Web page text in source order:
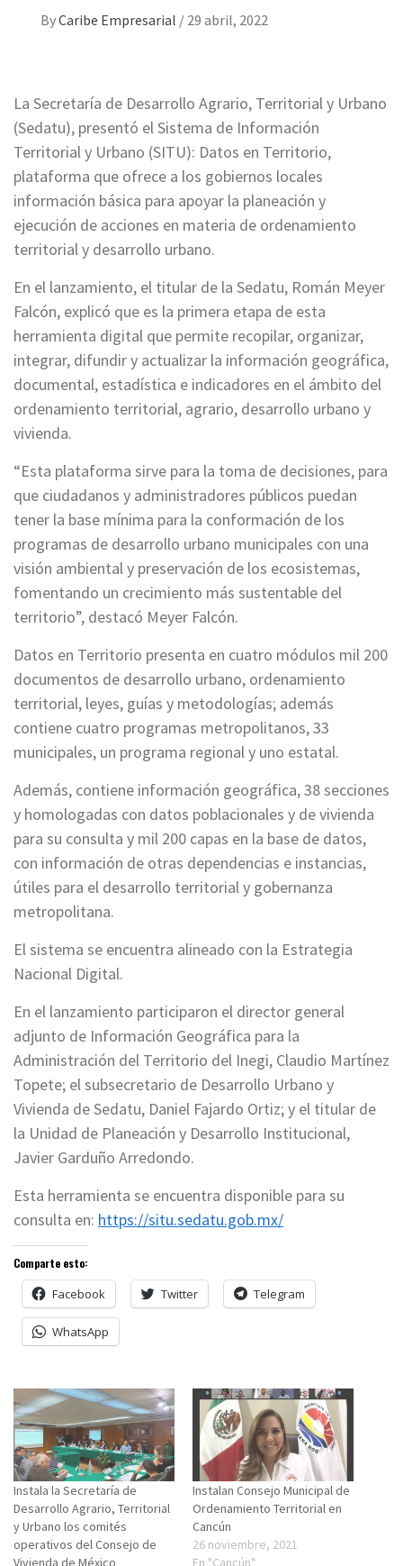
ByCaribe Empresarial / 29 abril, 2022
La Secretaría de Desarrollo Agrario, Territorial y Urbano
(Sedatu), presentó el Sistema de Información
Territorial y Urbano (SITU): Datos en Territorio,
plataforma que ofrece a los gobiernos locales
información básica para apoyar la planeación y
ejecución de acciones en materia de ordenamiento
territorial y desarrollo urbano.
En el lanzamiento, el titular de la Sedatu, Román Meyer
Falcón, explicó que es la primera etapa de esta
herramienta digital que permite recopilar, organizar,
integrar, difundir y actualizar la información geográfica,
documental, estadística e indicadores en el ámbito del
ordenamiento territorial, agrario, desarrollo urbano y
vivienda.
“Esta plataforma sirve para la toma de decisiones, para
que ciudadanos y administradores públicos puedan
tener la base mínima para la conformación de los
programas de desarrollo urbano municipales con una
visión ambiental y preservación de los ecosistemas,
fomentando un crecimiento más sustentable del
territorio”, destacó Meyer Falcón.
Datos en Territorio presenta en cuatro módulos mil 200
documentos de desarrollo urbano, ordenamiento
territorial, leyes, guías y metodologías; además
contiene cuatro programas metropolitanos, 33
municipales, un programa regional y uno estatal.
Además, contiene información geográfica, 38 secciones
y homologadas con datos poblacionales y de vivienda
para su consulta y mil 200 capas en la base de datos,
con información de otras dependencias e instancias,
útiles para el desarrollo territorial y gobernanza
metropolitana.
El sistema se encuentra alineado con la Estrategia
Nacional Digital.
En el lanzamiento participaron el director general
adjunto de Información Geográfica para la
Administración del Territorio del Inegi, Claudio Martínez
Topete; el subsecretario de Desarrollo Urbano y
Vivienda de Sedatu, Daniel Fajardo Ortiz; y el titular de
la Unidad de Planeación y Desarrollo Institucional,
Javier Garduño Arredondo.
Esta herramienta se encuentra disponible para su
consulta en: https://situ.sedatu.gob.mx/
Comparte esto:
Facebook Twitter Telegram
WhatsApp
Instala la Secretaría de
Desarrollo Agrario, Territorial
y Urbano los comités
operativos del Consejo de
Vivienda de México
Instalan Consejo Municipal de
Ordenamiento Territorial en
Cancún
26 noviembre, 2021
En "Cancún"